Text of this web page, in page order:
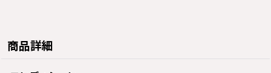
商品詳細